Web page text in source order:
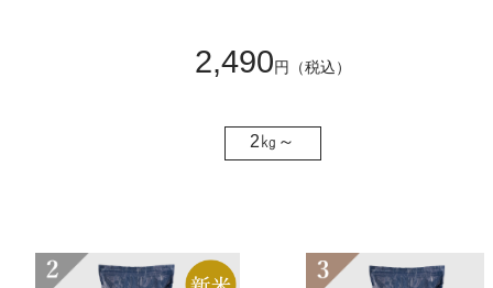
2,490円（税込）
2㎏～